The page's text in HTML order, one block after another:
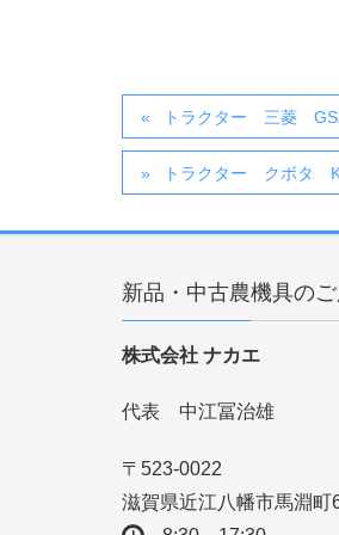
トラクター 三菱
トラクター クボタ
新品・中古農機具の
株式会社 ナカエ
代表 中江冨治雄
〒523-0022
滋賀県近江八幡市馬淵町